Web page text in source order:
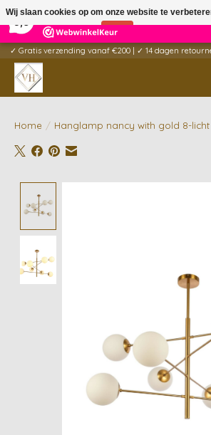
5 Reviews
✓ Gratis verzending vanaf €200 | ✓ 14 dagen
Home / Hanglamp nancy with gold 8-licht
Wij slaan cookies op om onze website te
Nee